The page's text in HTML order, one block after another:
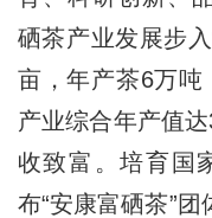
硒茶产业发展步
亩，年产茶6万吨
产业综合年产值
收致富。培育国
布“安康富硒茶”